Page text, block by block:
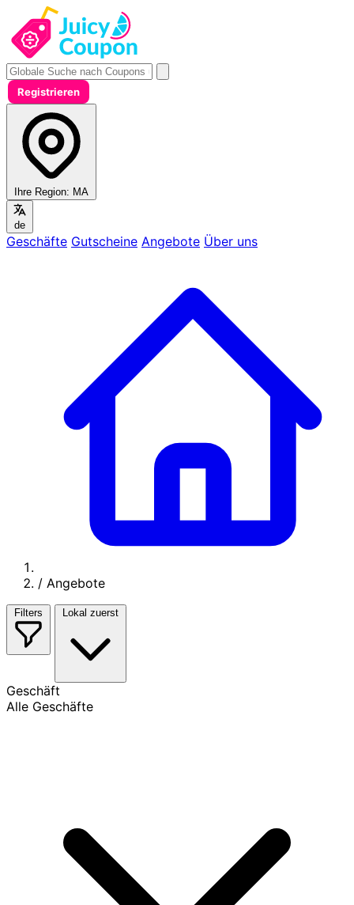
Registrieren
Ihre Region: MA
de
Geschäfte Gutscheine Angebote Über uns
/ Angebote
Filters Lokal zuerst
Geschäft
Alle Geschäfte